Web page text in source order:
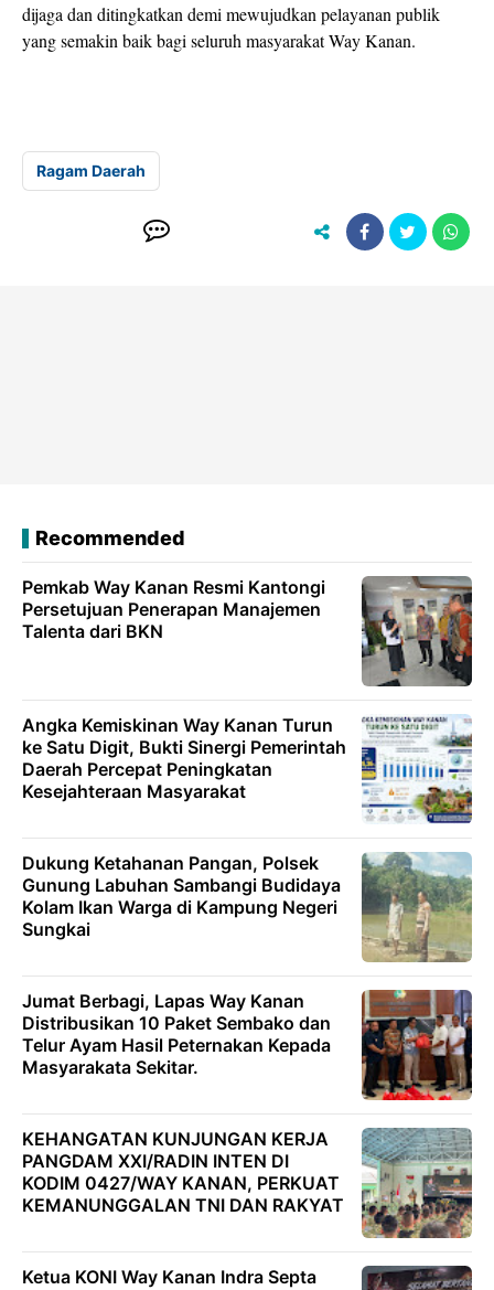
dijaga dan ditingkatkan demi mewujudkan pelayanan publik
yang semakin baik bagi seluruh masyarakat Way Kanan.
Ragam Daerah
Recommended
Pemkab Way Kanan Resmi Kantongi
Persetujuan Penerapan Manajemen
Talenta dari BKN
Angka Kemiskinan Way Kanan Turun
ke Satu Digit, Bukti Sinergi Pemerintah
Daerah Percepat Peningkatan
Kesejahteraan Masyarakat
Dukung Ketahanan Pangan, Polsek
Gunung Labuhan Sambangi Budidaya
Kolam Ikan Warga di Kampung Negeri
Sungkai
Jumat Berbagi, Lapas Way Kanan
Distribusikan 10 Paket Sembako dan
Telur Ayam Hasil Peternakan Kepada
Masyarakata Sekitar.
KEHANGATAN KUNJUNGAN KERJA
PANGDAM XXI/RADIN INTEN DI
KODIM 0427/WAY KANAN, PERKUAT
KEMANUNGGALAN TNI DAN RAKYAT
Ketua KONI Way Kanan Indra Septa